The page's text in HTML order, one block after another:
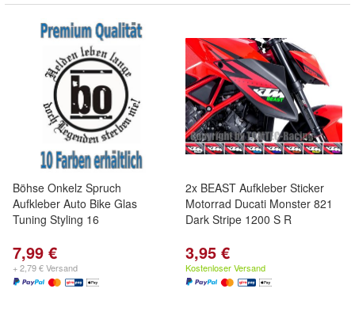
Böhse Onkelz Spruch
Aufkleber Auto Bike Glas
Tuning Styling 16
7,99 €
+ 2,79 € Versand
2x BEAST Aufkleber Sticker
Motorrad Ducati Monster 821
Dark Stripe 1200 S R
3,95 €
Kostenloser Versand